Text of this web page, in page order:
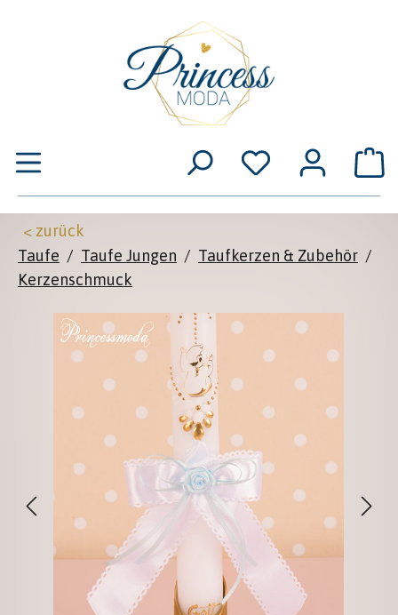
< zurück
Taufe / Taufe Jungen / Taufkerzen & Zubehör /
Kerzenschmuck
Bildergalerie überspringen